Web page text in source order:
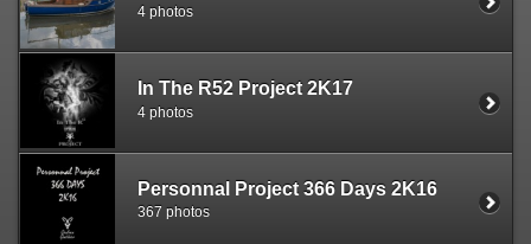
4 photos
In The R52 Project 2K17
4 photos
Personnal Project 366 Days 2K16
367 photos